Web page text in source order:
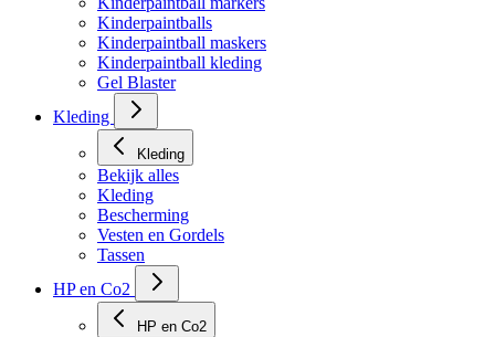
Kinderpaintballs
Kinderpaintball maskers
Kinderpaintball kleding
Gel Blaster
Kleding
Kleding
Bekijk alles
Kleding
Bescherming
Vesten en Gordels
Tassen
HP en Co2
HP en Co2